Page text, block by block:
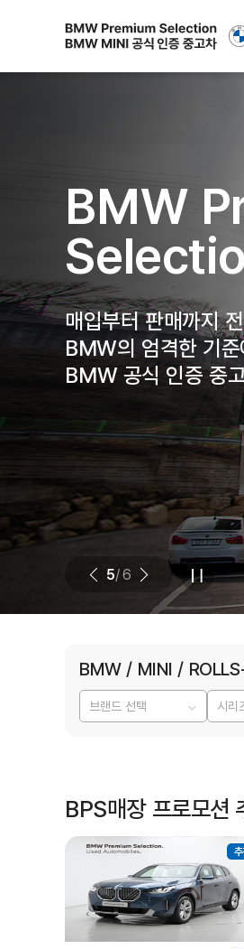
5/ 6
BMW
매입부터 판매까지
BMW의 엄격한 기
BMW 공식 인증 중
BMW / MINI /
BPS매장 프로모션